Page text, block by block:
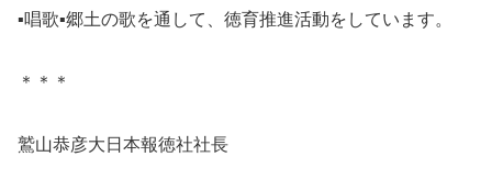
▪唱歌▪郷土の歌を通して、徳育推進活動をしています。
＊＊＊
鷲山恭彦大日本報徳社社長